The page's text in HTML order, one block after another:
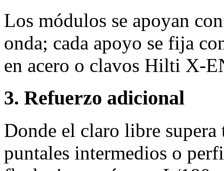
Los módulos se apoyan
onda; cada apoyo se fija
en acero o clavos Hilti
3. Refuerzo adicional
Donde el claro libre supera
puntales intermedios o